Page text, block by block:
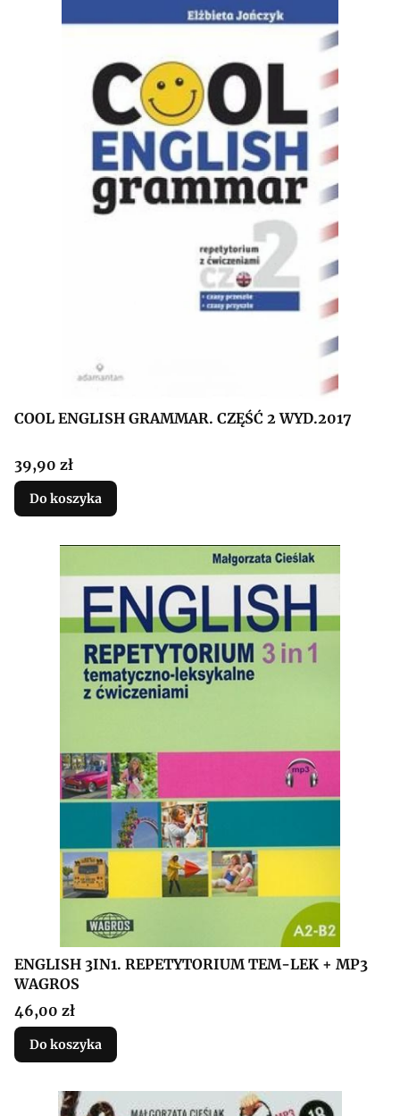
COOL ENGLISH GRAMMAR. CZĘŚĆ 2 WYD.2017
Cena
39,90 zł
Do koszyka
ENGLISH 3IN1. REPETYTORIUM TEM-LEK + MP3
WAGROS
Cena
46,00 zł
Do koszyka